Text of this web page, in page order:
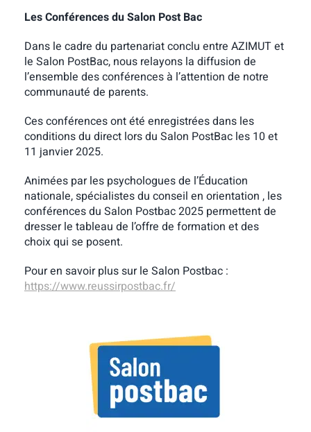
Les Conférences du Salon Post Bac
Dans le cadre du partenariat conclu entre AZIMUT et
le Salon PostBac, nous relayons la diffusion de
l’ensemble des conférences à l’attention de notre
communauté de parents.
Ces conférences ont été enregistrées dans les
conditions du direct lors du Salon PostBac les 10 et
11 janvier 2025.
Animées par les psychologues de l’Éducation
nationale, spécialistes du conseil en orientation , les
conférences du Salon Postbac 2025 permettent de
dresser le tableau de l’offre de formation et des
choix qui se posent.
Pour en savoir plus sur le Salon Postbac :
https://www.reussirpostbac.fr/